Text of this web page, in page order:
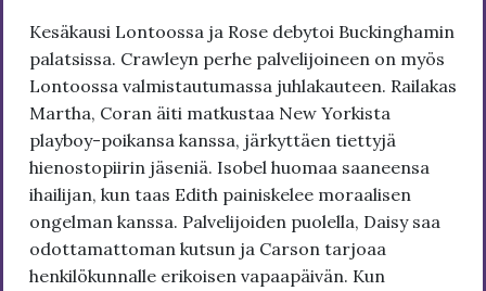
Kesäkausi Lontoossa ja Rose debytoi Buckinghamin
palatsissa. Crawleyn perhe palvelijoineen on myös
Lontoossa valmistautumassa juhlakauteen. Railakas
Martha, Coran äiti matkustaa New Yorkista
playboy-poikansa kanssa, järkyttäen tiettyjä
hienostopiirin jäseniä. Isobel huomaa saaneensa
ihailijan, kun taas Edith painiskelee moraalisen
ongelman kanssa. Palvelijoiden puolella, Daisy saa
odottamattoman kutsun ja Carson tarjoaa
henkilökunnalle erikoisen vapaapäivän. Kun